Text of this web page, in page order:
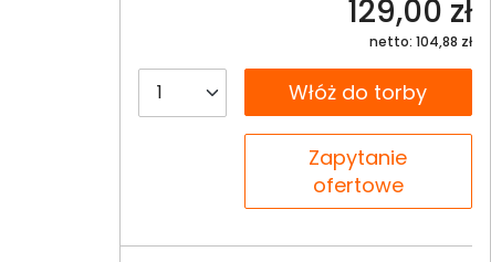
129,00 zł
netto: 104,88 zł
__B2C.PRODUCT.QUANTITY
__B2C.PRODUCT.QUANTITY
Włóż do torby
Zapytanie
ofertowe